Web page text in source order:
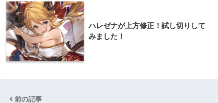
ハレゼナが上方修正！試し切りして
みました！
前の記事